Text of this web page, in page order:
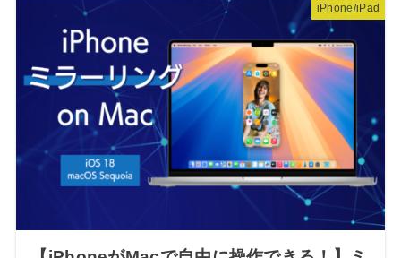
iPhone/iPad